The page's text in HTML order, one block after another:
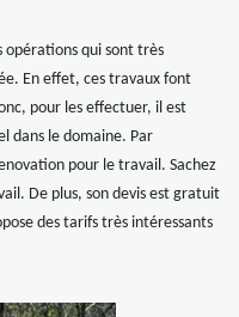
opérations qui sont très
En effet, ces travaux font
pour les effectuer, il est
dans le domaine. Par
pour le travail. Sachez
De plus, son devis est gratuit
des tarifs très intéressants